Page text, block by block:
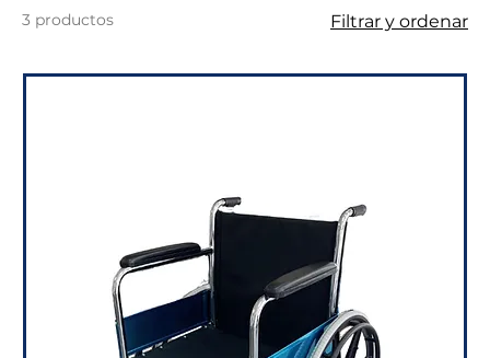
3 productos Filtrar y ordenar